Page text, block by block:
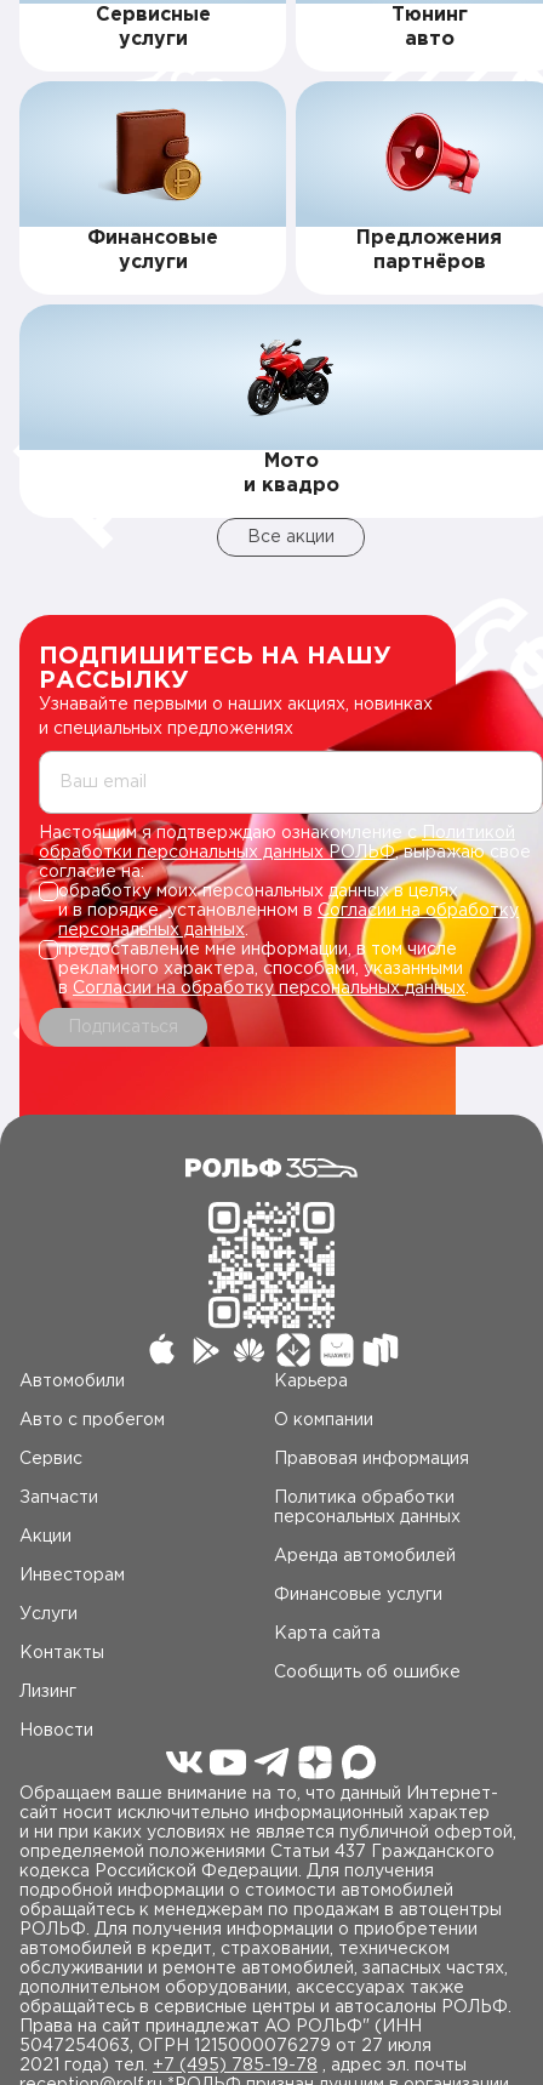
Сервисные
услуги
Тюнинг
авто
Финансовые
услуги
Предложения
партнёров
Мото
и квадро
Все акции
ПОДПИШИТЕСЬ НА НАШУ
РАССЫЛКУ
Узнавайте первыми о наших акциях, новинках
и специальных предложениях
Ваш email
Настоящим я подтверждаю ознакомление сПолитикой
обработки персональных данных РОЛЬФ, выражаю свое
согласие на:
обработку моих персональных данных в целях
и в порядке, установленном в Согласии на обработку
персональных данных.
предоставление мне информации, в том числе
рекламного характера, способами, указанными
в Согласии на обработку персональных данных
Подписаться
Автомобили
Авто c пробегом
Сервис
Запчасти
Акции
Инвесторам
Услуги
Контакты
Лизинг
Новости
Карьера
О компании
Правовая информация
Политика обработки
персональных данных
Аренда автомобилей
Финансовые услуги
Карта сайта
Сообщить об ошибке
Обращаем ваше внимание на то, что данный Интернет-
сайт носит исключительно информационный характер
и ни при каких условиях не является публичной офертой,
определяемой положениями Статьи 437 Гражданского
кодекса Российской Федерации. Для получения
подробной информации о стоимости автомобилей
обращайтесь к менеджерам по продажам в автоцентры
РОЛЬФ. Для получения информации о приобретении
автомобилей в кредит, страховании, техническом
обслуживании и ремонте автомобилей, запасных частях,
дополнительном оборудовании, аксессуарах также
обращайтесь в сервисные центры и автосалоны РОЛЬФ.
Права на сайт принадлежат AO РОЛЬФ" (ИНН
5047254063, ОГРН 1215000076279 от 27 июля
2021 года) тел. +7 (495) 785-19-78 , адрес эл. почты